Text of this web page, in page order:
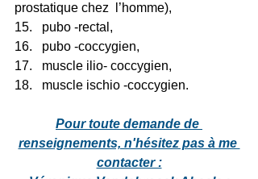
prostatique chez  l’homme),
15.   pubo -rectal,
16.   pubo -coccygien,
17.   muscle ilio- coccygien,
18.   muscle ischio -coccygien.
Pour toute demande de
renseignements, n'hésitez pas à me
contacter :